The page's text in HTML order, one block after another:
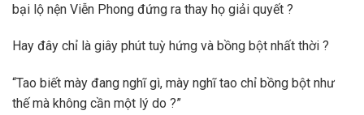
bại lộ nện Viễn Phong đứng ra thay họ giải quyết ?
Hay đây chỉ là giây phút tuỳ hứng và bồng bột nhất thời ?
“Tao biết mày đang nghĩ gì, mày nghĩ tao chỉ bồng bột như
thế mà không cần một lý do ?”